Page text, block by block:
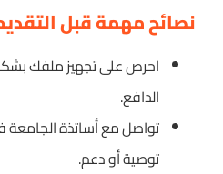
نصائح مهمة قبل
احرص على تجهيز ملفك
الدافع.
تواصل مع أساتذة
توصية أو دعم.